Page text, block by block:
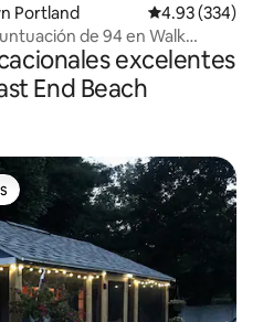
Portland Calificación
4.93 (334)
de 94 en Walk
excelentes
End Beach